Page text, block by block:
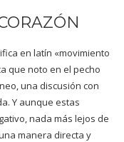
en latín «movimiento
que noto en el pecho
una discusión con
Y aunque estas
nada más lejos de
manera directa y